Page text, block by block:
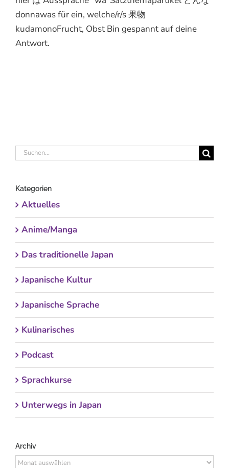
donnawas für ein, welche/r/s 果物
kudamonoFrucht, Obst Bin gespannt auf deine
Antwort.
Suche
Kategorien
Aktuelles
Anime/Manga
Das traditionelle Japan
Japanische Kultur
Japanische Sprache
Kulinarisches
Podcast
Sprachkurse
Unterwegs in Japan
Archiv
Archiv